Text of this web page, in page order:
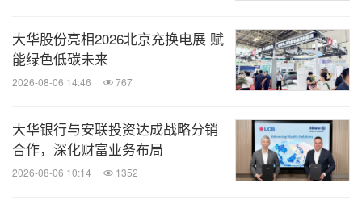
大华股份亮相2026北京充换电展 赋
能绿色低碳未来
2026-08-06 14:46 767
大华银行与安联投资达成战略分销
合作，深化财富业务布局
2026-08-06 10:14 1352